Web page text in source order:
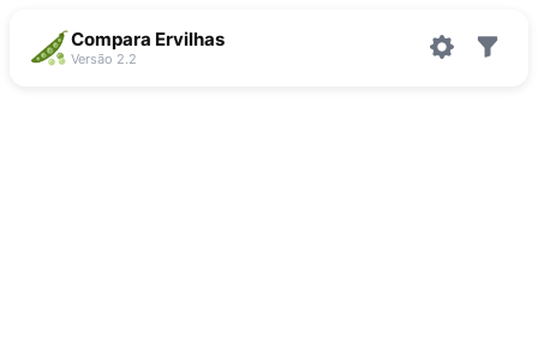
Compara Ervilhas
Versão 2.2